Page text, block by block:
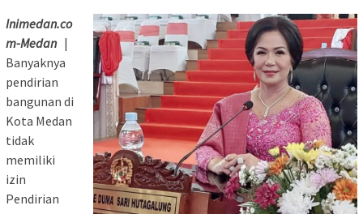
Inimedan.co
m-Medan|
Banyaknya
pendirian
bangunan di
Kota Medan
tidak
memiliki
izin
Pendirian